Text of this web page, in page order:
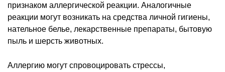
признаком аллергической реакции. Аналогичные
реакции могут возникать на средства личной гигиены,
нательное белье, лекарственные препараты, бытовую
пыль и шерсть животных.
Аллергию могут спровоцировать стрессы,